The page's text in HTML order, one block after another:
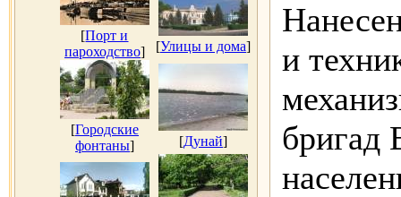
[Порт и
пароходство] [Улицы и дома]
[Городские
фонтаны] [Дунай]
и
бригад